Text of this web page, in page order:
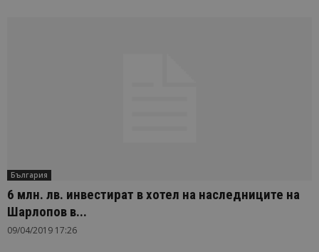
България
6 млн. лв. инвестират в хотел на наследниците на
Шарлопов в...
09/04/2019 17:26